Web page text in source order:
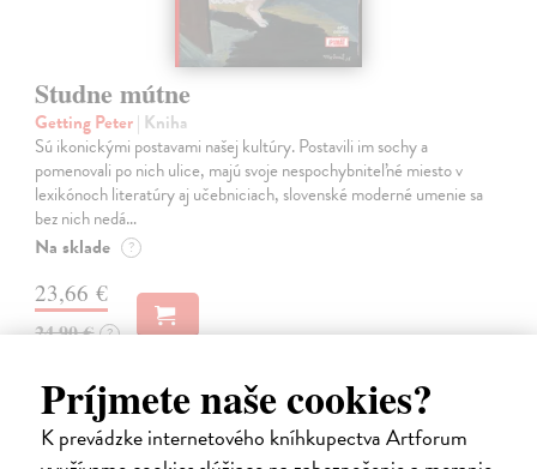
Príjmete naše cookies?
K prevádzke internetového kníhkupectva Artforum
Studne mútne
Getting Peter| Kniha
Sú ikonickými postavami našej kultúry. Postavili im sochy a
pomenovali po nich ulice, majú svoje nespochybniteľné miesto v
lexikónoch literatúry aj učebniciach, slovenské moderné umenie sa
bez nich nedá…
Na sklade ?
23,66 €
24,90 € ?
na sklade